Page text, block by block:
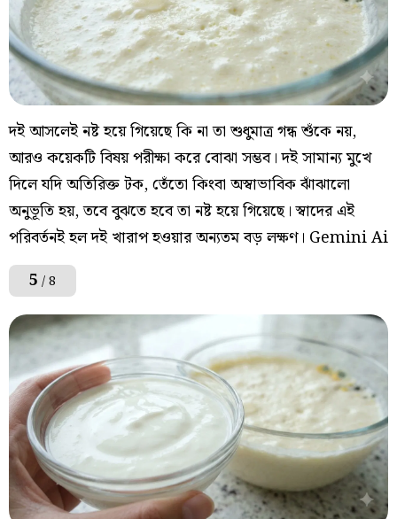
দই আসলেই নষ্ট হয়ে গিয়েছে কি না তা শুধুমাত্র গন্ধ শুঁকে নয়,
আরও কয়েকটি বিষয় পরীক্ষা করে বোঝা সম্ভব। দই সামান্য মুখে
দিলে যদি অতিরিক্ত টক, তেঁতো কিংবা অস্বাভাবিক ঝাঁঝালো
অনুভূতি হয়, তবে বুঝতে হবে তা নষ্ট হয়ে গিয়েছে। স্বাদের এই
পরিবর্তনই হল দই খারাপ হওয়ার অন্যতম বড় লক্ষণ। Gemini Ai
5 / 8